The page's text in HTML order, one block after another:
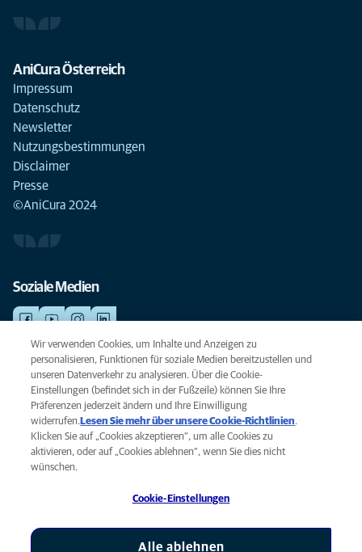
AniCura Österreich
Impressum
Datenschutz
Newsletter
Nutzungsbestimmungen
Disclaimer
Presse
©AniCura 2024
Soziale Medien
NOTDIENSTE
Finden Sie hier Ihre Standorte mit Notfallservice. Weil Ihr Tier die beste
Versorgung verdient.
Datenschutz
Legal
AniCura ist eine Tochtergesellschaft von Mars, Inc © 2026
Wir verwenden Cookies, um Inhalte und Anzeigen zu
personalisieren, Funktionen für soziale Medien bereitzustellen und
unseren Datenverkehr zu analysieren. Über die Cookie-
Einstellungen (befindet sich in der Fußzeile) können Sie Ihre
Präferenzen jederzeit ändern und Ihre Einwilligung
widerrufen. Lesen Sie mehr über unsere Cookie-Richtlinien(opens
.
Klicken Sie auf „Cookies akzeptieren“, um alle Cookies zu
aktivieren, oder auf „Cookies ablehnen“, wenn Sie dies nicht
wünschen.
Cookie-Einstellungen
Alle ablehnen